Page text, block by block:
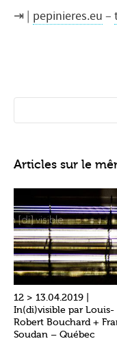
pepinieres.eu –
Articles sur le
12 > 13.04.2019 |
In(di)visible par Louis-
Robert Bouchard +
Soudan – Québec